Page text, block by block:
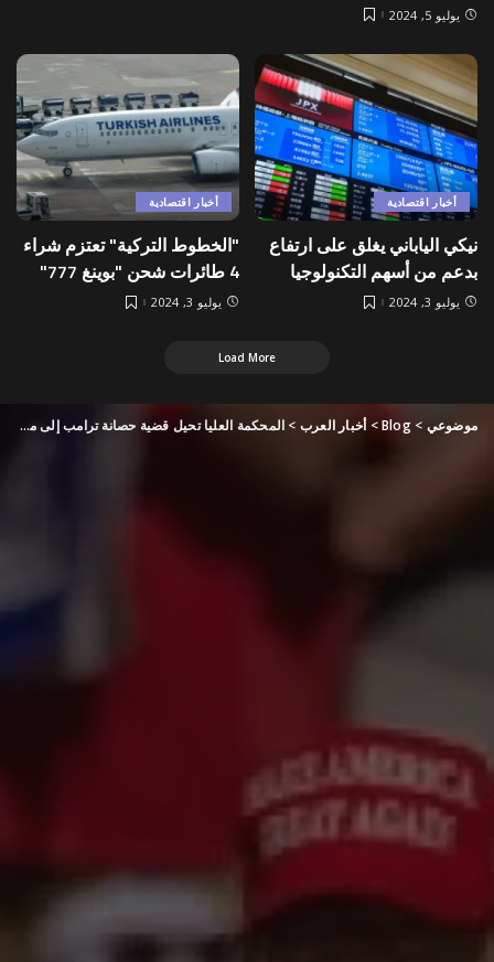
يوليو 5, 2024
أخبار اقتصادية
نيكي الياباني يغلق على ارتفاع
بدعم من أسهم التكنولوجيا
يوليو 3, 2024
أخبار اقتصادية
"الخطوط التركية" تعتزم شراء
4 طائرات شحن "بوينغ 777"
يوليو 3, 2024
Load More
موضوعي >
Blog
>أخبار العرب > المحكمة العليا تحيل قضية حصانة ترامب إلى محكمة أدنى وتؤخر محاكمته